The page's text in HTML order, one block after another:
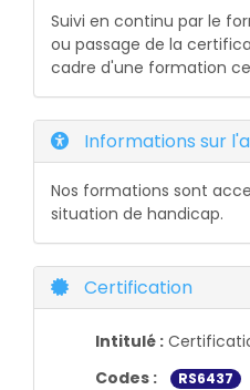
Suivi en continu par le
ou passage de la
cadre d'une formation
Informations sur
Nos formations sont
situation de handicap.
Certification
Intitulé :
Codes :
RS6437